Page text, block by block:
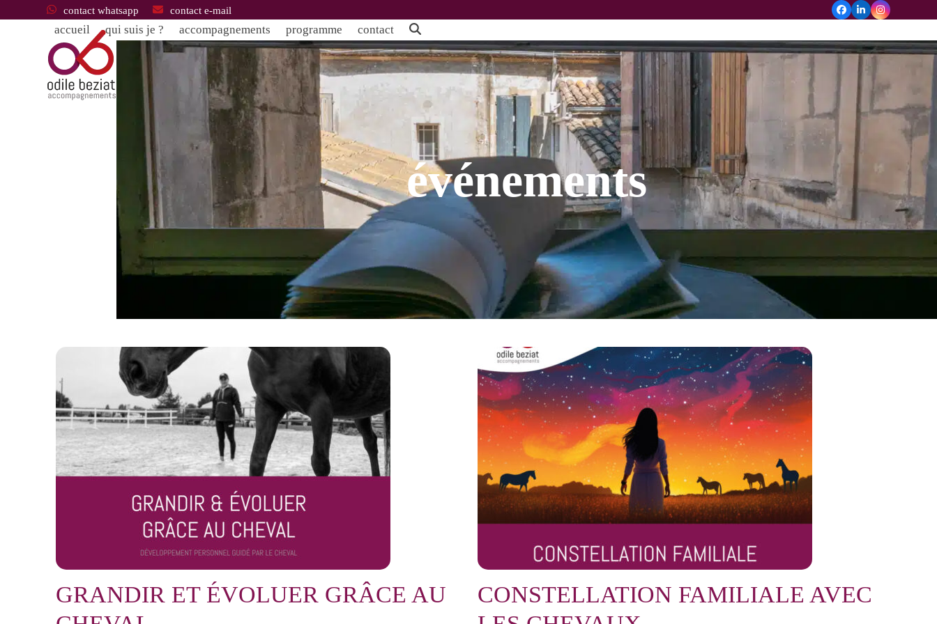
au
contact whatsapp contact e-mail facebook
linkedininstagram
accueil
qui suis je ? accompagnements programme contact
événements
GRANDIR ET ÉVOLUER GRÂCE AU
CONSTELLATION FAMILIALE AVEC